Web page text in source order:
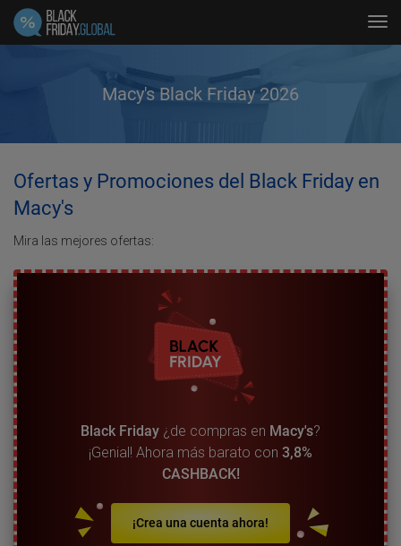
Macy's Black Friday 2026
Ofertas y Promociones del Black Friday en
Macy's
Mira las mejores ofertas:
Black Friday ¿de compras en Macy's?
¡Genial! Ahora más barato con 3,8%
CASHBACK!
¡Crea una cuenta ahora!